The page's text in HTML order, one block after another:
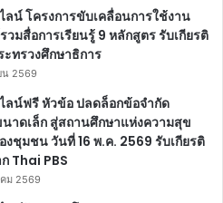
ลน์ โครงการขับเคลื่อนการใช้งาน
มสื่อการเรียนรู้ 9 หลักสูตร รับเกียรติ
ะทรวงศึกษาธิการ
น 2569
ลน์ฟรี หัวข้อ ปลดล็อกข้อจำกัด
นาดเล็ก สู่สถานศึกษาแห่งความสุข
งชุมชน วันที่ 16 พ.ค. 2569 รับเกียรติ
Thai PBS
ม 2569